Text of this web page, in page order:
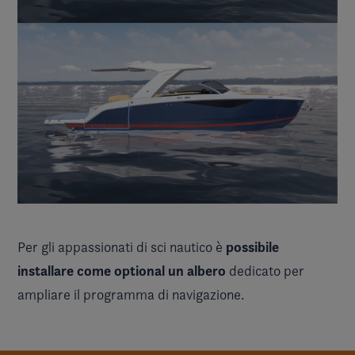
Per gli appassionati di sci nautico è possibile
installare come optional un albero dedicato per
ampliare il programma di navigazione.